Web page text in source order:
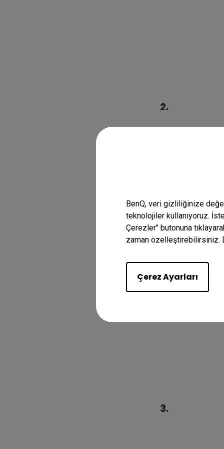
BenQ, veri gizliliğinize
teknolojiler kullanıyoruz.
Çerezler" butonuna
zaman özelleştirebilirsiniz.
Çerez Ayarları
2.
3.